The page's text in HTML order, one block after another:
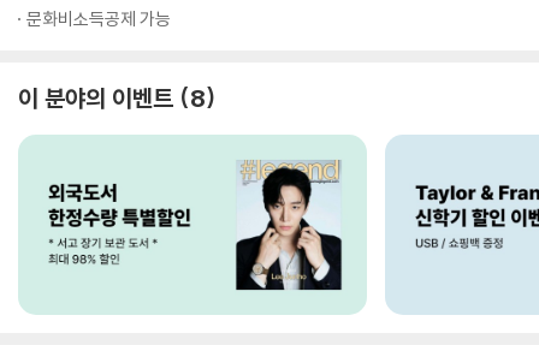
문화비소득공제 가능
이 분야의 이벤트 8